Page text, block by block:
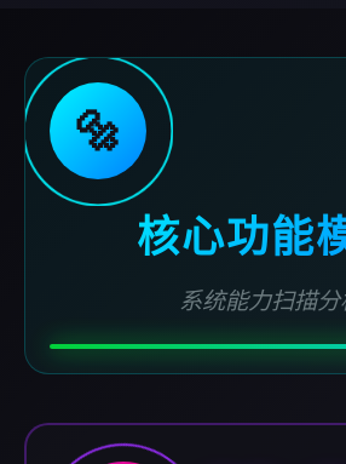
🔩
核心功能
系统能力扫描分